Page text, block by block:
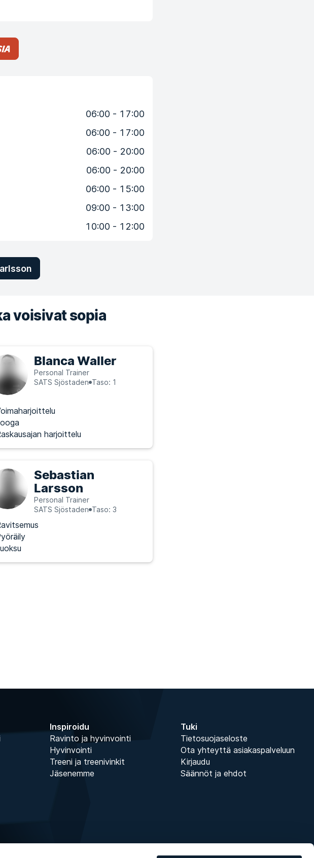
06:00 - 17:00
06:00 - 17:00
06:00 - 20:00
06:00 - 20:00
06:00 - 15:00
09:00 - 13:00
10:00 - 12:00
voisivat sopia
Blanca Waller
Personal Trainer
SATS Sjöstaden Taso: 1
harjoittelu
Sebastian
Larsson
Personal Trainer
SATS Sjöstaden Taso: 3
Inspiroidu
Ravinto ja hyvinvointi
Hyvinvointi
Treeni ja treenivinkit
Jäsenemme
Tuki
Tietosuojaseloste
Ota yhteyttä asiakaspalveluun
Kirjaudu
Säännöt ja ehdot